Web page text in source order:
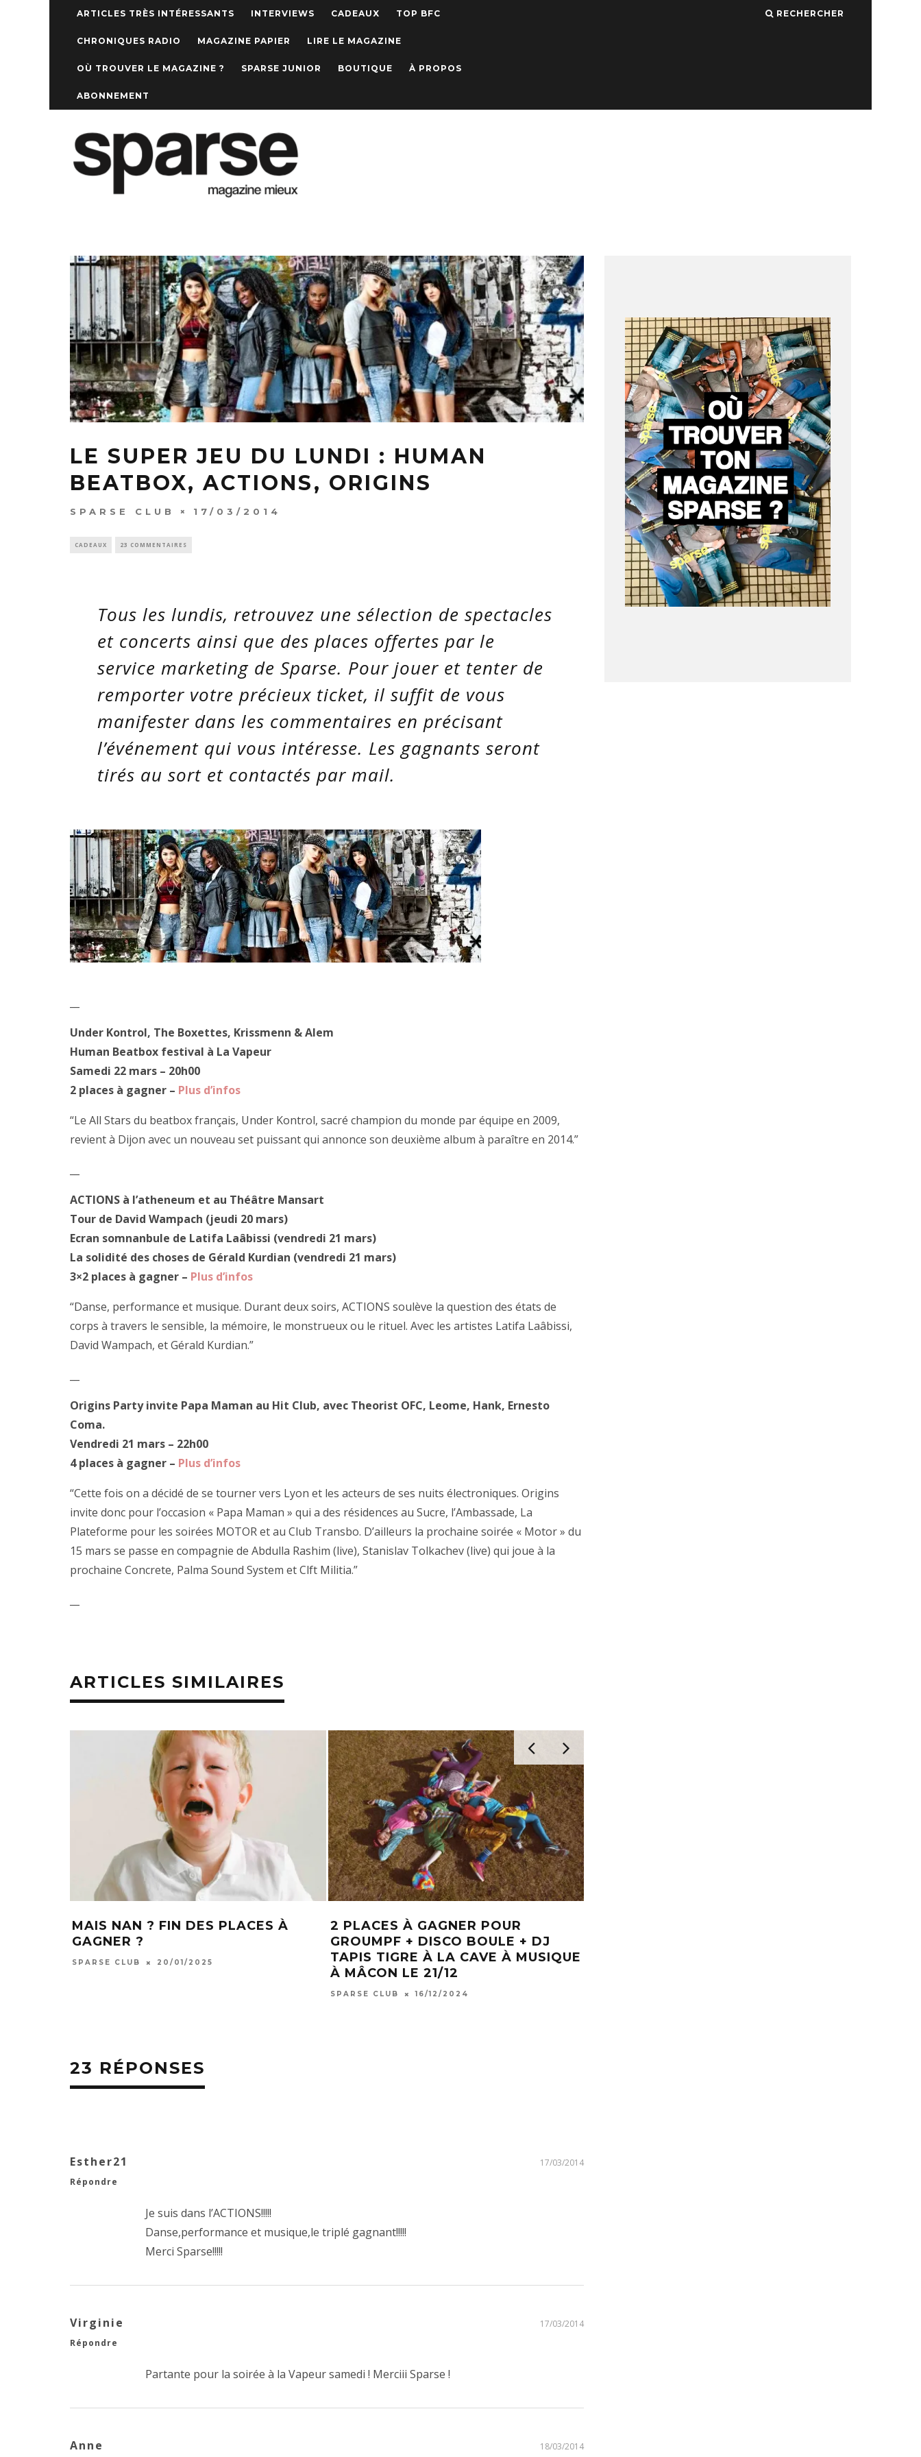
ARTICLES TRÈS INTÉRESSANTS INTERVIEWS CADEAUX TOP BFC
CHRONIQUES RADIO MAGAZINE PAPIER LIRE LE MAGAZINE
OÙ TROUVER LE MAGAZINE ? SPARSE JUNIOR BOUTIQUE À PROPOS
ABONNEMENT
RECHERCHER
LE SUPER JEU DU LUNDI : HUMAN
BEATBOX, ACTIONS, ORIGINS
SPARSE CLUB 17/03/2014
CADEAUX 23 COMMENTAIRES
Tous les lundis, retrouvez une sélection de spectacles
et concerts ainsi que des places offertes par le
service marketing de Sparse. Pour jouer et tenter de
remporter votre précieux ticket, il suffit de vous
manifester dans les commentaires en précisant
l’événement qui vous intéresse. Les gagnants seront
tirés au sort et contactés par mail.
Under Kontrol, The Boxettes, Krissmenn & Alem
Human Beatbox festival à La Vapeur
Samedi 22 mars – 20h00
2 places à gagner – Plus d’infos
“Le All Stars du beatbox français, Under Kontrol, sacré champion du monde par équipe en 2009,
revient à Dijon avec un nouveau set puissant qui annonce son deuxième album à paraître en 2014.”
ACTIONS à l’atheneum et au Théâtre Mansart
Tour de David Wampach (jeudi 20 mars)
Ecran somnanbule de Latifa Laâbissi (vendredi 21 mars)
La solidité des choses de Gérald Kurdian (vendredi 21 mars)
3×2 places à gagner – Plus d’infos
“Danse, performance et musique. Durant deux soirs, ACTIONS soulève la question des états de
corps à travers le sensible, la mémoire, le monstrueux ou le rituel. Avec les artistes Latifa Laâbissi,
David Wampach, et Gérald Kurdian.”
Origins Party invite Papa Maman au Hit Club, avec Theorist OFC, Leome, Hank, Ernesto
Coma.
Vendredi 21 mars – 22h00
4 places à gagner – Plus d’infos
“Cette fois on a décidé de se tourner vers Lyon et les acteurs de ses nuits électroniques. Origins
invite donc pour l’occasion « Papa Maman » qui a des résidences au Sucre, l’Ambassade, La
Plateforme pour les soirées MOTOR et au Club Transbo. D’ailleurs la prochaine soirée « Motor » du
15 mars se passe en compagnie de Abdulla Rashim (live), Stanislav Tolkachev (live) qui joue à la
prochaine Concrete, Palma Sound System et Clft Militia.”
ARTICLES SIMILAIRES
MAIS NAN ? FIN DES PLACES À
GAGNER ?
SPARSE CLUB 20/01/2025
2 PLACES À GAGNER POUR
GROUMPF + DISCO BOULE + DJ
TAPIS TIGRE À LA CAVE À MUSIQUE
À MÂCON LE 21/12
SPARSE CLUB 16/12/2024
23 RÉPONSES
17/03/2014
Esther21
Répondre
Je suis dans l’ACTIONS!!!!!
Danse,performance et musique,le triplé gagnant!!!!!
Merci Sparse!!!!!
17/03/2014
Virginie
Répondre
Partante pour la soirée à la Vapeur samedi ! Merciii Sparse !
18/03/2014
Anne